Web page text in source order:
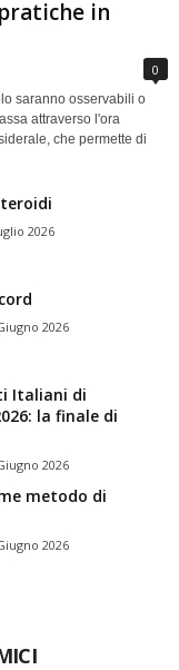
in
0
saranno osservabili o
attraverso l'ora
che permette di
2026
2026
Italiani di
la finale di
2026
metodo di
2026